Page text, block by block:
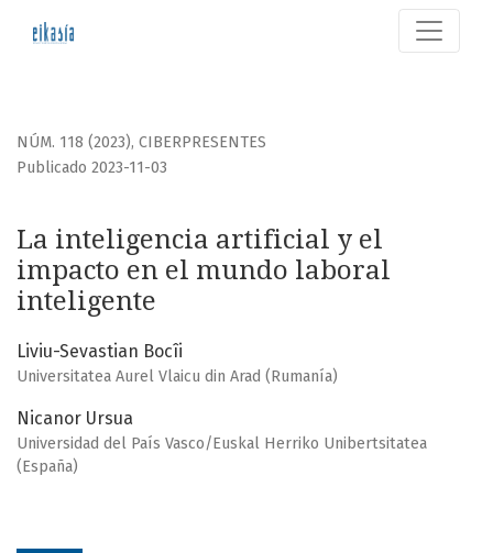
La inteligencia artificial y el impacto en el mundo laboral
NÚM. 118 (2023), CIBERPRESENTES
La inteligencia artificial y el
impacto en el mundo laboral
inteligente
Publicado 2023-11-03
Liviu-Sevastian Bocîi
Universitatea Aurel Vlaicu din Arad (Rumanía)
Nicanor Ursua
Universidad del País Vasco/Euskal Herriko Unibertsitatea
(España)